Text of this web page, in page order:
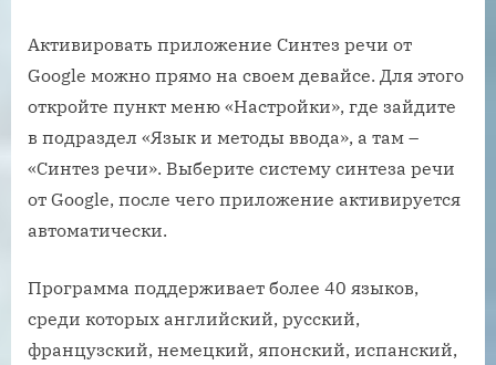
Активировать приложение Синтез речи от
Google можно прямо на своем девайсе. Для этого
откройте пункт меню «Настройки», где зайдите
в подраздел «Язык и методы ввода», а там –
«Синтез речи». Выберите систему синтеза речи
от Google, после чего приложение активируется
автоматически.
Программа поддерживает более 40 языков,
среди которых английский, русский,
французский, немецкий, японский, испанский,